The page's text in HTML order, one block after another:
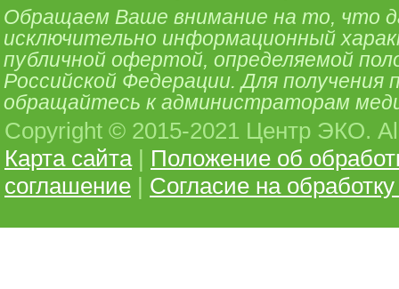
Обращаем Ваше внимание на то, что
исключительно информационный
публичной офертой, определяемой
Российской Федерации. Для
обращайтесь к администраторам
Copyright © 2015-2021 Центр ЭКО.
Карта сайта| Положение об
соглашение | Согласие на